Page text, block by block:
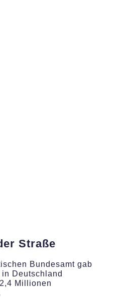
Straße
Bundesamt gab
Deutschland
Millionen